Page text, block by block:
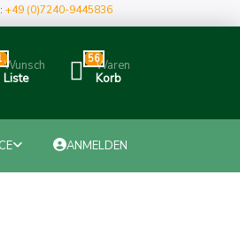
+49 (0)7240-9445836
Wunsch
Liste
56Waren
Korb
ANMELDEN